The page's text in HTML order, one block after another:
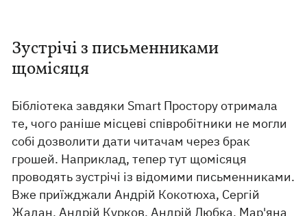
Зустрічі з письменниками
щомісяця
Бібліотека завдяки Smart Простору отримала
те, чого раніше місцеві співробітники не могли
собі дозволити дати читачам через брак
грошей. Наприклад, тепер тут щомісяця
проводять зустрічі із відомими письменниками.
Вже приїжджали Андрій Кокотюха, Сергій
Жадан, Андрій Курков, Андрій Любка, Мар'яна